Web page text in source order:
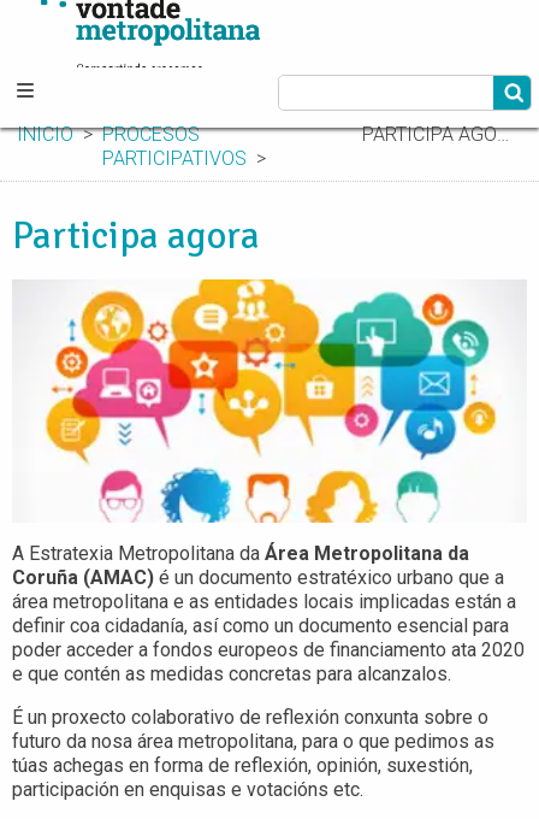
INICIO
PROCESOS
PARTICIPATIVOS
PARTICIPA AGORA
Participa agora
A Estratexia Metropolitana da Área Metropolitana da
Coruña (AMAC) é un documento estratéxico urbano que a
área metropolitana e as entidades locais implicadas están a
definir coa cidadanía, así como un documento esencial para
poder acceder a fondos europeos de financiamento ata 2020
e que contén as medidas concretas para alcanzalos.
É un proxecto colaborativo de reflexión conxunta sobre o
futuro da nosa área metropolitana, para o que pedimos as
túas achegas en forma de reflexión, opinión, suxestión,
participación en enquisas e votacións etc.